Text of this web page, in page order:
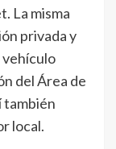
La misma
privada y
vehículo
del Área de
también
local.